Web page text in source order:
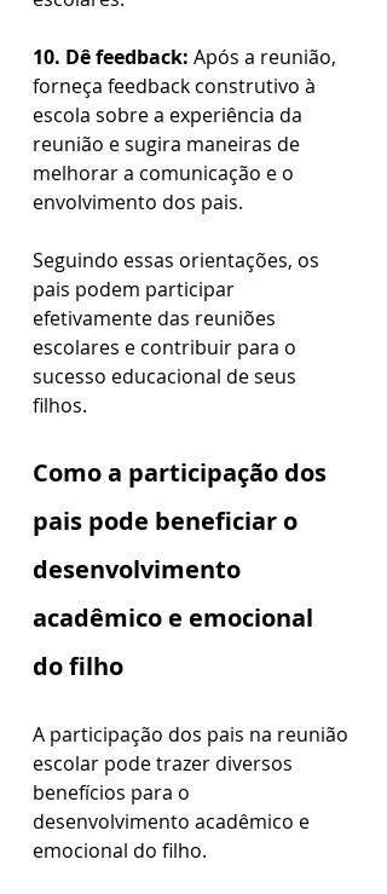
10. Dê feedback: Após a reunião,
forneça feedback construtivo à
escola sobre a experiência da
reunião e sugira maneiras de
melhorar a comunicação e o
envolvimento dos pais.
Seguindo essas orientações, os
pais podem participar
efetivamente das reuniões
escolares e contribuir para o
sucesso educacional de seus
filhos.
Como a participação dos
pais pode beneficiar o
desenvolvimento
acadêmico e emocional
do filho
A participação dos pais na reunião
escolar pode trazer diversos
benefícios para o
desenvolvimento acadêmico e
emocional do filho.